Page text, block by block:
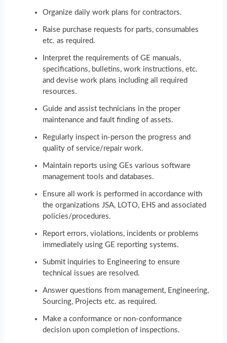
Organize daily work plans for contractors.
Raise purchase requests for parts, consumables
etc. as required.
Interpret the requirements of GE manuals,
specifications, bulletins, work instructions, etc.
and devise work plans including all required
resources.
Guide and assist technicians in the proper
maintenance and fault finding of assets.
Regularly inspect in-person the progress and
quality of service/repair work.
Maintain reports using GEs various software
management tools and databases.
Ensure all work is performed in accordance with
the organizations JSA, LOTO, EHS and associated
policies/procedures.
Report errors, violations, incidents or problems
immediately using GE reporting systems.
Submit inquiries to Engineering to ensure
technical issues are resolved.
Answer questions from management, Engineering,
Sourcing, Projects etc. as required.
Make a conformance or non-conformance
decision upon completion of inspections.